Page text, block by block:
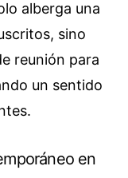
alberga una
sino
reunión para
un sentido
en